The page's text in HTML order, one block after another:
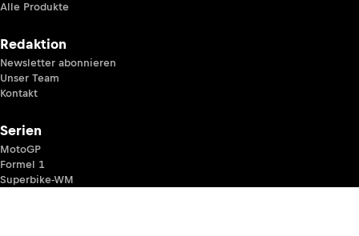
Alle Produkte
Redaktion
Newsletter abonnieren
Unser Team
Kontakt
Serien
MotoGP
Formel 1
Superbike-WM